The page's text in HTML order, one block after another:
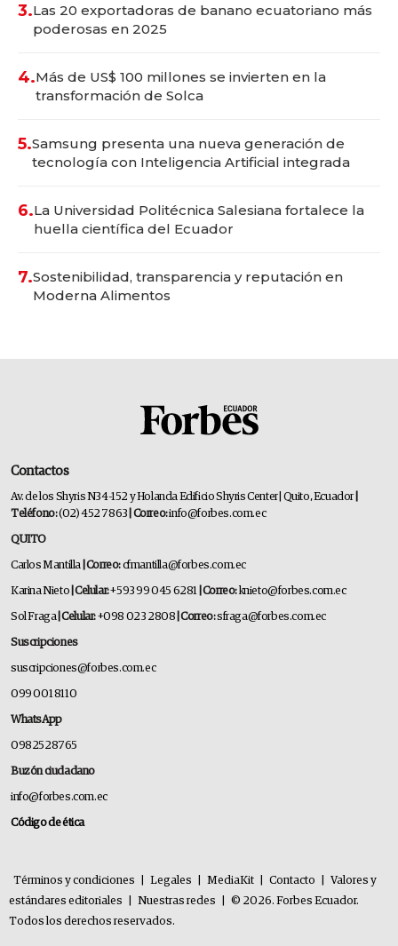
3.Las 20 exportadoras de banano ecuatoriano más
poderosas en 2025
4.Más de US$ 100 millones se invierten en la
transformación de Solca
5.Samsung presenta una nueva generación de
tecnología con Inteligencia Artificial integrada
6.La Universidad Politécnica Salesiana fortalece la
huella científica del Ecuador
7.Sostenibilidad, transparencia y reputación en
Moderna Alimentos
Contactos
Av. de los Shyris N34-152 y Holanda Edificio Shyris Center | Quito, Ecuador
Teléfono:(02) 452 7863 | Correo:info@forbes.com.ec
QUITO
Carlos Mantilla | Correo:cfmantilla@forbes.com.ec
Karina Nieto | Celular:+593 99 045 6281 | Correo:knieto@forbes.com.ec
Sol Fraga| Celular:+098 023 2808 | Correo:sfraga@forbes.com.ec
Suscripciones
suscripciones@forbes.com.ec
099 001 8110
WhatsApp
0982528765
Buzón ciudadano
info@forbes.com.ec
Código de ética
Términos y condiciones Legales MediaKit Contacto
Valores y
estándares editoriales
Nuestras redes
© 2026. Forbes Ecuador.
Todos los derechos reservados.